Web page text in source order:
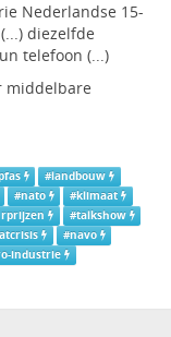
Nederlandse 15-
diezelfde
telefoon (...)
middelbare
#landbouw
#nato #klimaat
#talkshow
#navo
industrie